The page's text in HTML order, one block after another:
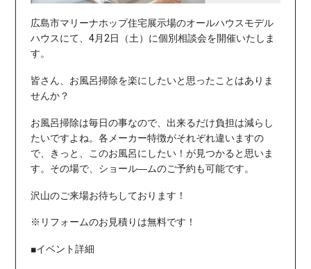
広島市マリーナホップ住宅展示場のオールハウスモデル
ハウスにて、4月2日（土）に個別相談会を開催いたしま
す。
皆さん、お風呂掃除を楽にしたいと思ったことはありま
せんか？
お風呂掃除は毎日の事なので、出来るだけ負担は減らし
たいですよね。 各メーカー特徴がそれぞれ違いますの
で、きっと、このお風呂にしたい！が見つかると思いま
す。 その場で、ショール―ムのご予約も可能です。
沢山のご来場お待ちしております！
※リフォームのお見積りは無料です！
■イベント詳細